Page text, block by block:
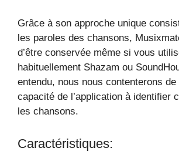
Grâce à son approche unique
les paroles des chansons,
d’être conservée même si vous
habituellement Shazam ou
entendu, nous nous contenterons
capacité de l’application à identifier
les chansons.
Caractéristiques: